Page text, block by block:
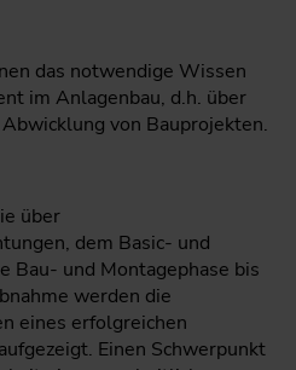
das notwendige Wissen
im Anlagenbau, d.h. über
von Bauprojekten.
über
dem Basic- und
Bau- und Montagephase bis
werden die
eines erfolgreichen
Einen Schwerpunkt